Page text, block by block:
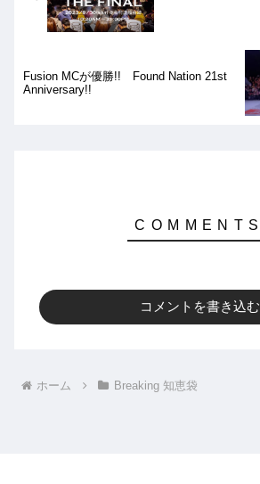
Fusion MCが優勝!! Found Nation 21st
Anniversary!!
コメントを書き込む
ホーム Breaking 知恵袋